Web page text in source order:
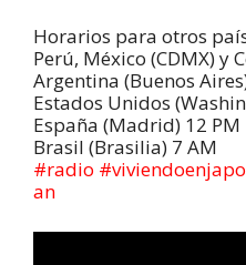
Horarios para otros
Perú, México (CDMX) y
Argentina (Buenos
Estados Unidos
España (Madrid) 12 PM
Brasil (Brasilia) 7 AM
#radio
an